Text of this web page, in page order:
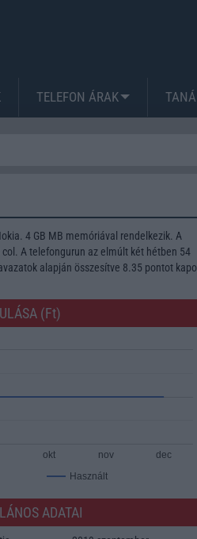
TELEFON ÁRAK
4 GB MB memóriával rendelkezik. A
A telefongurun az elmúlt két hétben 54
alapján összesítve 8.35 pontot
(Ft)
Használt
okt nov dec
ADATAI